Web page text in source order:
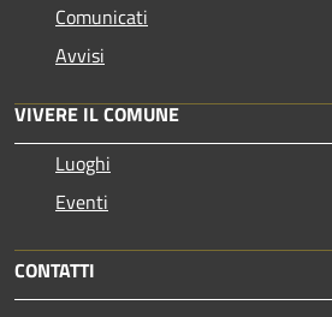
Comunicati
Avvisi
VIVERE IL COMUNE
Luoghi
Eventi
CONTATTI